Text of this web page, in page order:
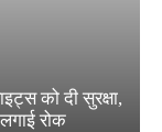
को दी सुरक्षा,
रोक